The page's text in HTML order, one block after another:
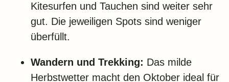
Kitesurfen und Tauchen sind weiter sehr
gut. Die jeweiligen Spots sind weniger
überfüllt.
Wandern und Trekking: Das milde
Herbstwetter macht den Oktober ideal für